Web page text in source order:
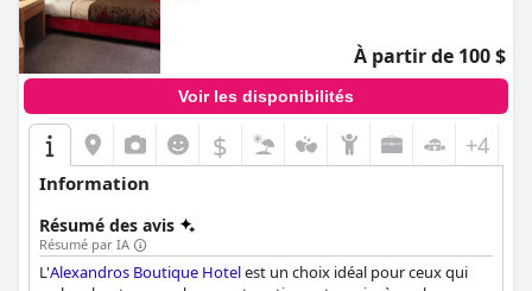
À partir de 100 $
Voir les disponibilités
$ +4
Information
Résumé des avis
Résumé par IA
L'Alexandros Boutique Hotelest un choix idéal pour ceux qui